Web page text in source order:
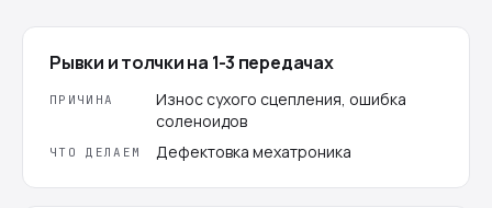
Рывки и толчки на 1-3 передачах
ПРИЧИНА
Износ сухого сцепления, ошибка
соленоидов
ЧТО ДЕЛАЕМ Дефектовка мехатроника